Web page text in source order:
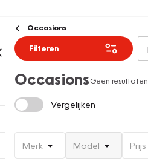
Occasions
Filteren
OccasionsGeen resultaten
Vergelijken
Merk Model Prijs